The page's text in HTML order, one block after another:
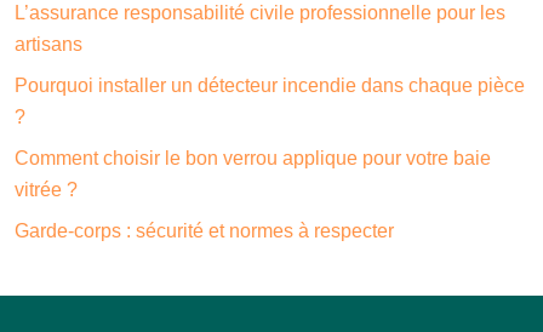
L’assurance responsabilité civile professionnelle pour les
artisans
Pourquoi installer un détecteur incendie dans chaque pièce
?
Comment choisir le bon verrou applique pour votre baie
vitrée ?
Garde-corps : sécurité et normes à respecter